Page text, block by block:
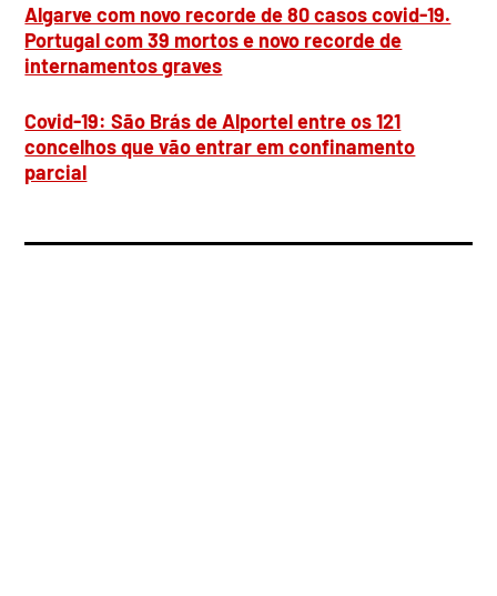
Algarve com novo recorde de 80 casos covid-19.
Portugal com 39 mortos e novo recorde de
internamentos graves
Covid-19: São Brás de Alportel entre os 121
concelhos que vão entrar em confinamento
parcial